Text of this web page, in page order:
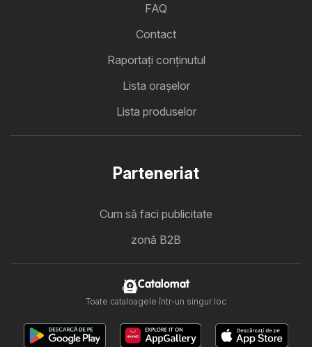
FAQ
Contact
Raportați conținutul
Lista oraşelor
Lista produselor
Parteneriat
Cum să faci publicitate
zonă B2B
Catalomat
Toate cataloagele într-un singur loc